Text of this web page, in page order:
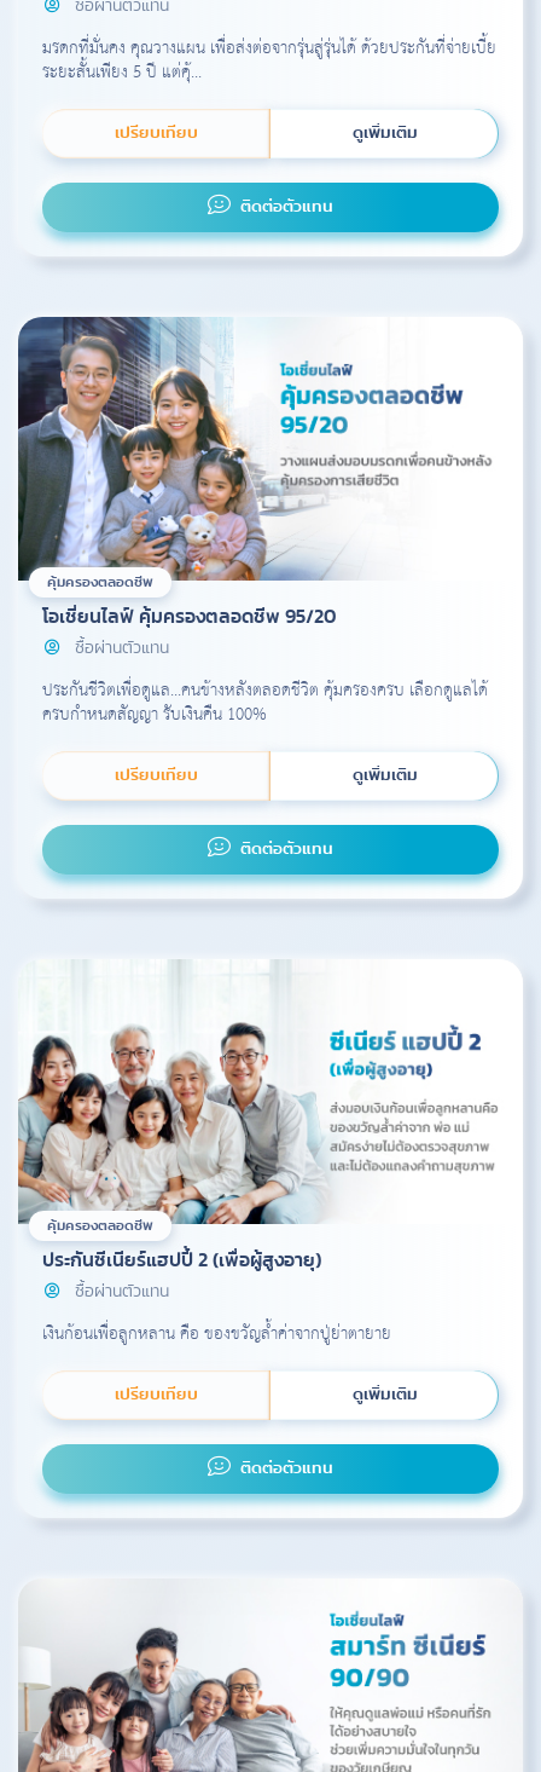
ซื้อผ่านตัวแทน
มรดกที่มั่นคง คุณวางแผน เพื่อส่งต่อจากรุ่นสู่รุ่นได้ ด้วยประกันที่จ่ายเบี้ย
ระยะสั้นเพียง 5 ปี แต่คุ้...
เปรียบเทียบ ดูเพิ่มเติม
ติดต่อตัวแทน
คุ้มครองตลอดชีพ
โอเชี่ยนไลฟ์ คุ้มครองตลอดชีพ 95/20
ซื้อผ่านตัวแทน
ประกันชีวิตเพื่อดูแล...คนข้างหลังตลอดชีวิต คุ้มครองครบ เลือกดูแลได้
ครบกำหนดสัญญา รับเงินคืน 100%
เปรียบเทียบ ดูเพิ่มเติม
ติดต่อตัวแทน
คุ้มครองตลอดชีพ
ประกันซีเนียร์แฮปปี้ 2 (เพื่อผู้สูงอายุ)
ซื้อผ่านตัวแทน
เงินก้อนเพื่อลูกหลาน คือ ของขวัญล้ำค่าจากปู่ย่าตายาย
เปรียบเทียบ ดูเพิ่มเติม
ติดต่อตัวแทน